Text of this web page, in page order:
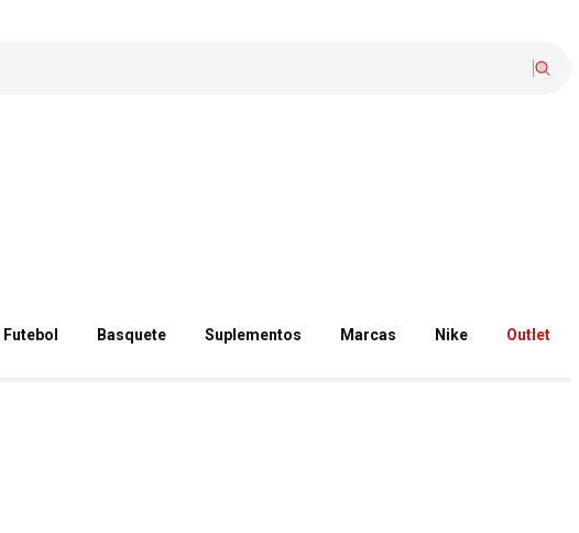
Futebol Basquete Suplementos Marcas Nike Outlet